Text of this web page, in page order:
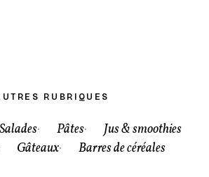
RUBRIQUES
Salades Pâtes
Jus & smoothies
Gâteaux Barres de céréales